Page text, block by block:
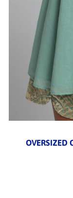
OVERSIZED